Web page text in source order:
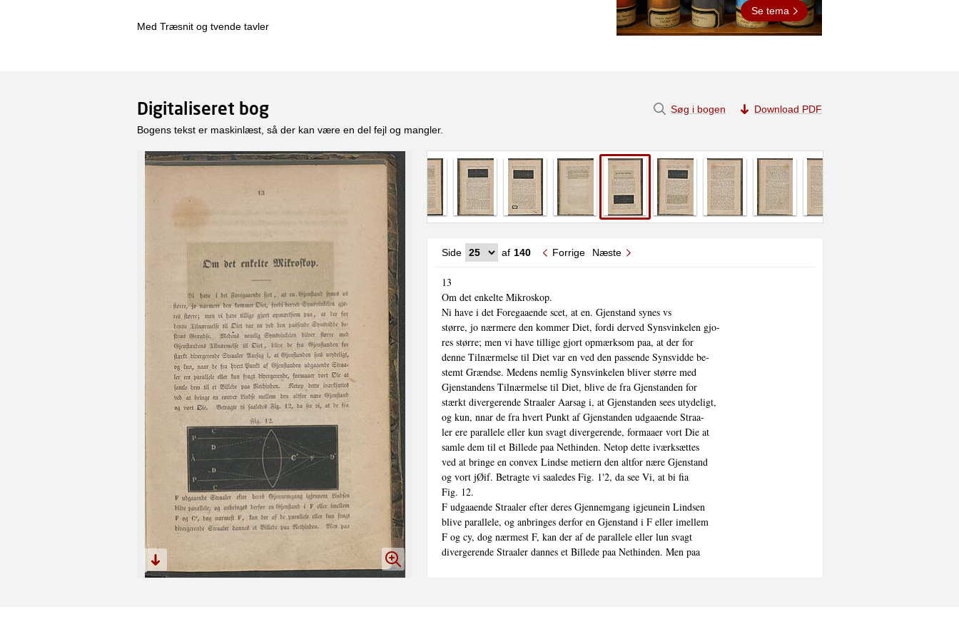
Med Træsnit og tvende tavler
Se tema
Digitaliseret bog
Bogens tekst er maskinlæst, så der kan være en del fejl og mangler.
Side af 140 Forrige Næste
13
Om det enkelte Mikroskop.
Ni have i det Foregaaende scet, at en. Gjenstand synes vs
større, jo nærmere den kommer Diet, fordi derved Synsvinkelen gjo-
res større; men vi have tillige gjort opmærksom paa, at der for
denne Tilnærmelse til Diet var en ved den passende Synsvidde be-
stemt Grændse. Medens nemlig Synsvinkelen bliver større med
Gjenstandens Tilnærmelse til Diet, blive de fra Gjenstanden for
stærkt divergerende Straaler Aarsag i, at Gjenstanden sees utydeligt,
og kun, nnar de fra hvert Punkt af Gjenstanden udgaaende Straa-
ler ere parallele eller kun svagt divergerende, formaaer vort Die at
samle dem til et Billede paa Nethinden. Netop dette iværksættes
ved at bringe en convex Lindse metiern den altfor nære Gjenstand
og vort jØif. Betragte vi saaledes Fig. 1'2, da see Vi, at bi fia
Fig. 12.
F udgaaende Straaler efter deres Gjennemgang igjeunein Lindsen
blive parallele, og anbringes derfor en Gjenstand i F eller imellem
F og cy, dog nærmest F, kan der af de parallele eller lun svagt
divergerende Straaler dannes et Billede paa Nethinden. Men paa
Søg i bogen Download PDF